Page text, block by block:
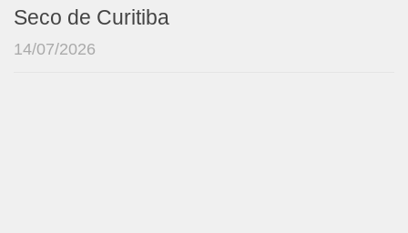
Seco de Curitiba
14/07/2026